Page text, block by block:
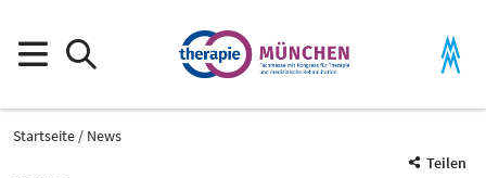
Startseite
News
Teilen